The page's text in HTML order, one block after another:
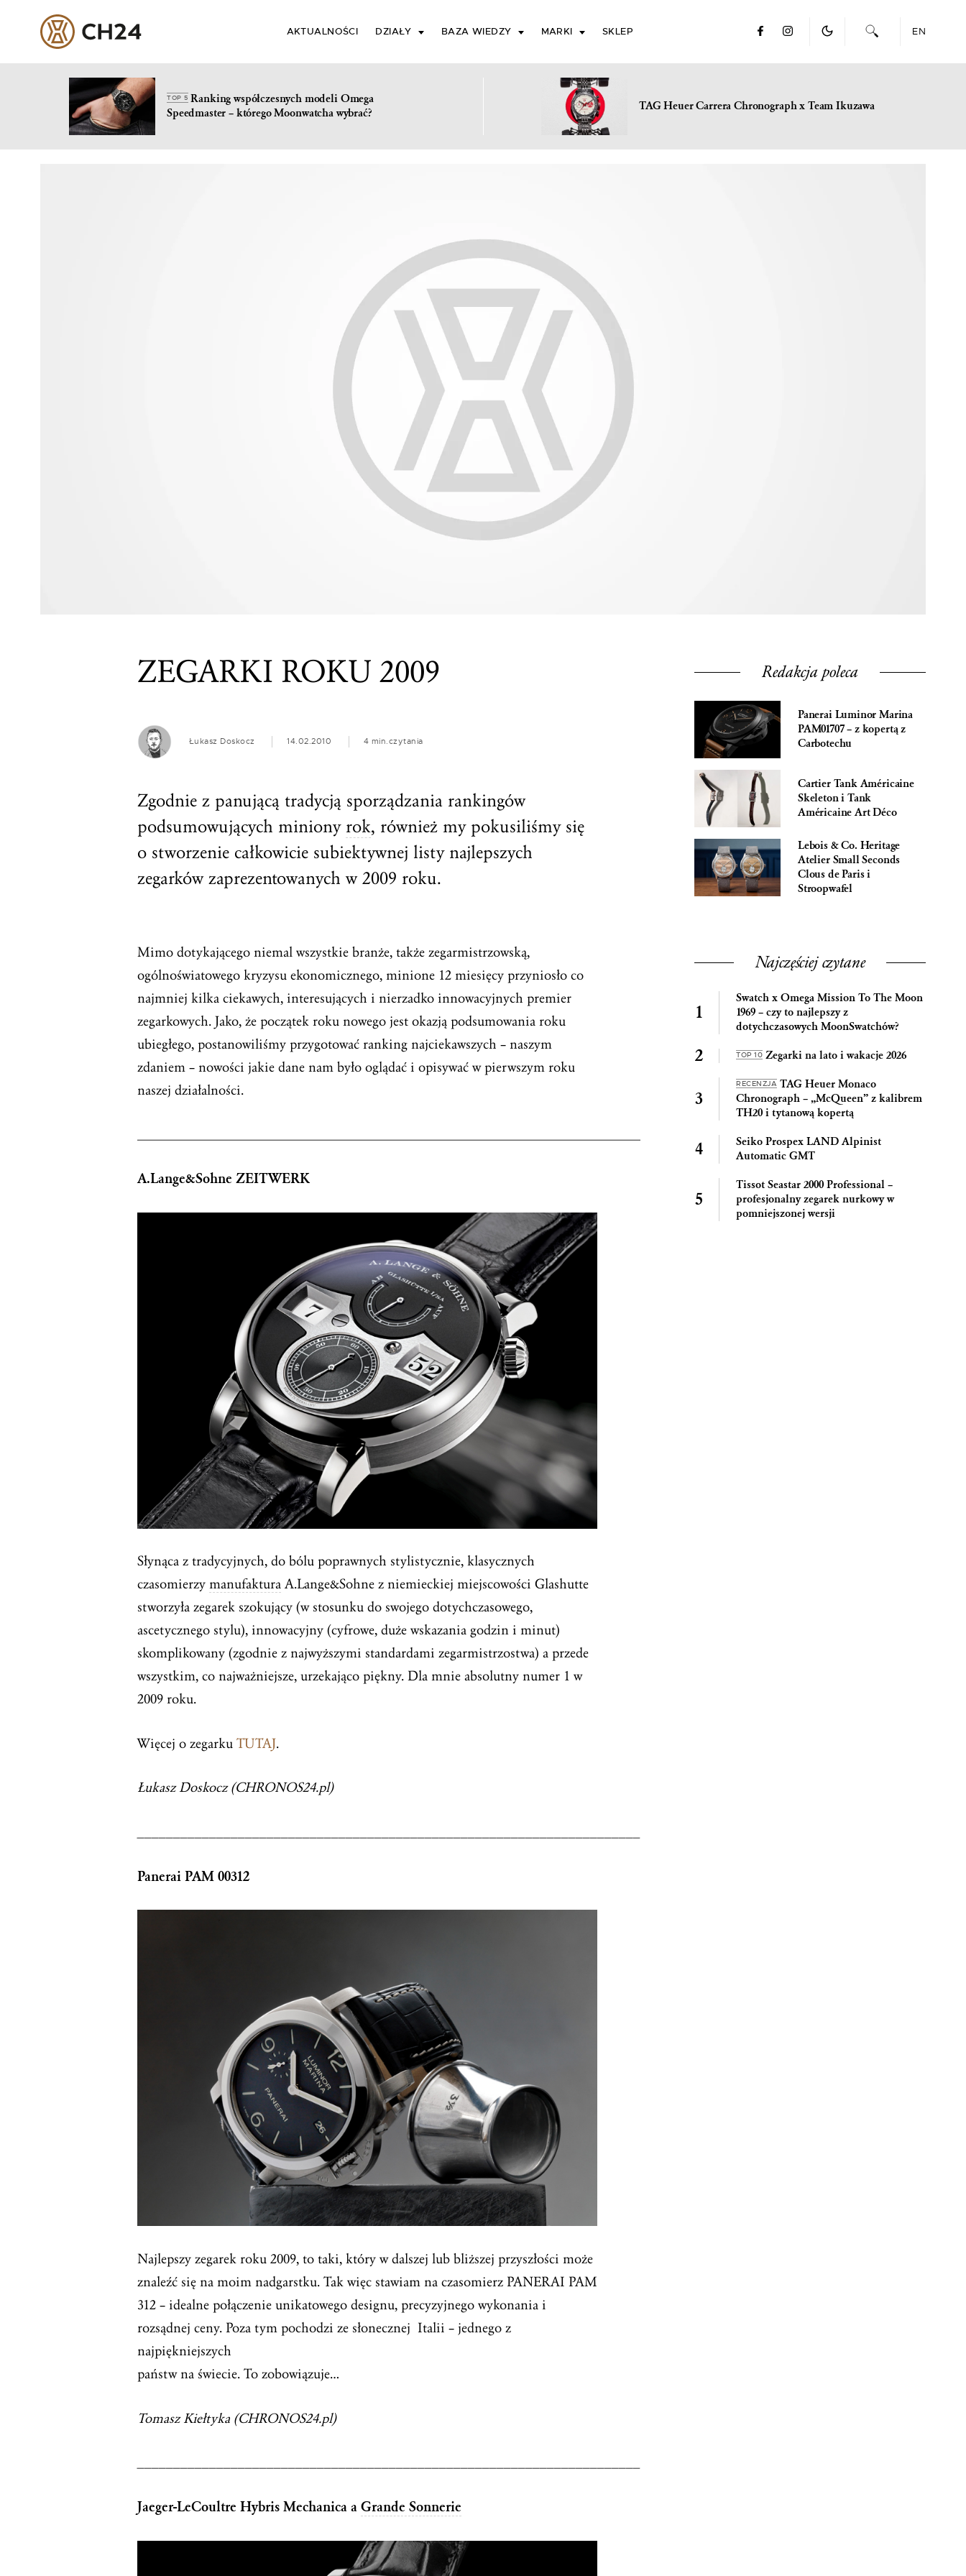
AKTUALNOŚCI DZIAŁY BAZA WIEDZY MARKI SKLEP EN
TOP 5Ranking współczesnych modeli Omega
Speedmaster – którego Moonwatcha wybrać?
TAG Heuer Carrera Chronograph x Team Ikuzawa
ZEGARKI ROKU 2009
Łukasz Doskocz 14.02.2010 4 min. czytania
Zgodnie z panującą tradycją sporządzania rankingów
podsumowujących miniony rok, również my pokusiliśmy się
o stworzenie całkowicie subiektywnej listy najlepszych
zegarków zaprezentowanych w 2009 roku.
Mimo dotykającego niemal wszystkie branże, także zegarmistrzowską,
ogólnoświatowego kryzysu ekonomicznego, minione 12 miesięcy przyniosło co
najmniej kilka ciekawych, interesujących i nierzadko innowacyjnych premier
zegarkowych. Jako, że początek roku nowego jest okazją podsumowania roku
ubiegłego, postanowiliśmy przygotować ranking najciekawszych – naszym
zdaniem – nowości jakie dane nam było oglądać i opisywać w pierwszym roku
naszej działalności.
A.Lange&Sohne ZEITWERK
Słynąca z tradycyjnych, do bólu poprawnych stylistycznie, klasycznych
czasomierzy manufaktura A.Lange&Sohne z niemieckiej miejscowości Glashutte
stworzyła zegarek szokujący (w stosunku do swojego dotychczasowego,
ascetycznego stylu), innowacyjny (cyfrowe, duże wskazania godzin i minut)
skomplikowany (zgodnie z najwyższymi standardami zegarmistrzostwa) a przede
wszystkim, co najważniejsze, urzekająco piękny. Dla mnie absolutny numer 1 w
2009 roku.
Więcej o zegarku TUTAJ.
Łukasz Doskocz (CHRONOS24.pl)
Panerai PAM 00312
Najlepszy zegarek roku 2009, to taki, który w dalszej lub bliższej przyszłości może
znaleźć się na moim nadgarstku. Tak więc stawiam na czasomierz PANERAI PAM
312 – idealne połączenie unikatowego designu, precyzyjnego wykonania i
rozsądnej ceny. Poza tym pochodzi ze słonecznej Italii – jednego z
najpiękniejszych
państw na świecie. To zobowiązuje…
Tomasz Kiełtyka (CHRONOS24.pl)
Jaeger-LeCoultre Hybris Mechanica a Grande Sonnerie
Redakcja poleca
Panerai Luminor Marina
PAM01707 – z kopertą z
Carbotechu
Cartier Tank Américaine
Skeleton i Tank
Américaine Art Déco
Lebois & Co. Heritage
Atelier Small Seconds
Clous de Paris i
Stroopwafel
Najczęściej czytane
Swatch x Omega Mission To The Moon
1969 – czy to najlepszy z
dotychczasowych MoonSwatchów?
TOP 10 Zegarki na lato i wakacje 2026
RECENZJA TAG Heuer Monaco
Chronograph – „McQueen” z kalibrem
TH20 i tytanową kopertą
Seiko Prospex LAND Alpinist
Automatic GMT
Tissot Seastar 2000 Professional –
profesjonalny zegarek nurkowy w
pomniejszonej wersji